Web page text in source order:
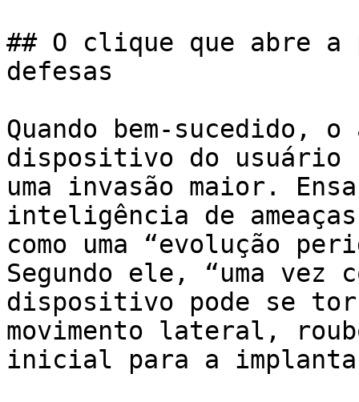
## O clique que abre a
defesas
Quando bem-sucedido,
dispositivo do usuário
uma invasão maior.
inteligência de
como uma “evolução
Segundo ele, “uma vez
dispositivo pode se
movimento lateral,
inicial para a